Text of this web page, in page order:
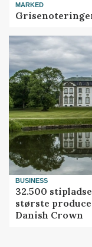
MARKED
BUSINESS
32.500
største
Danish Crown